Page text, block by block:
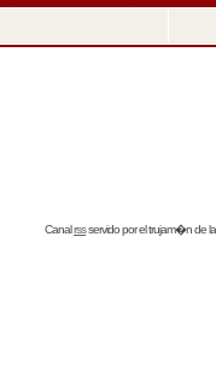
Canalrssservido por eltrujam�nde